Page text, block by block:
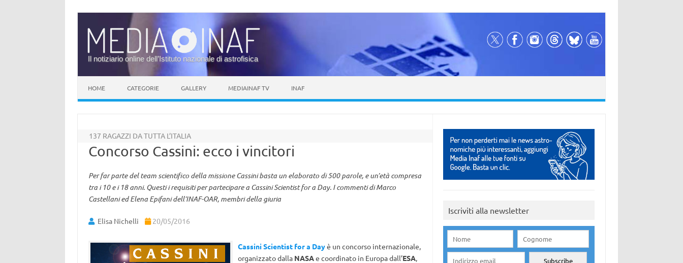
Il notiziario online dell’Istituto nazionale di astrofisica
HOME CATEGORIE GALLERY MEDIAINAF TV INAF
137 RAGAZZI DA TUTTA L’ITALIA
Concorso Cassini: ecco i vincitori
Per far parte del team scientifico della missione Cassini basta un elaborato di 500 parole, e un’età compresa
tra i 10 e i 18 anni. Questi i requisiti per partecipare a Cassini Scientist for a Day. I commenti di Marco
Castellani ed Elena Epifani dell’INAF-OAR, membri della giuria
Elisa Nichelli 20/05/2016
Cassini Scientist for a Dayè un concorso internazionale,
organizzato dalla NASAe coordinato in Europa dall’ESA,
Iscriviti alla newsletter